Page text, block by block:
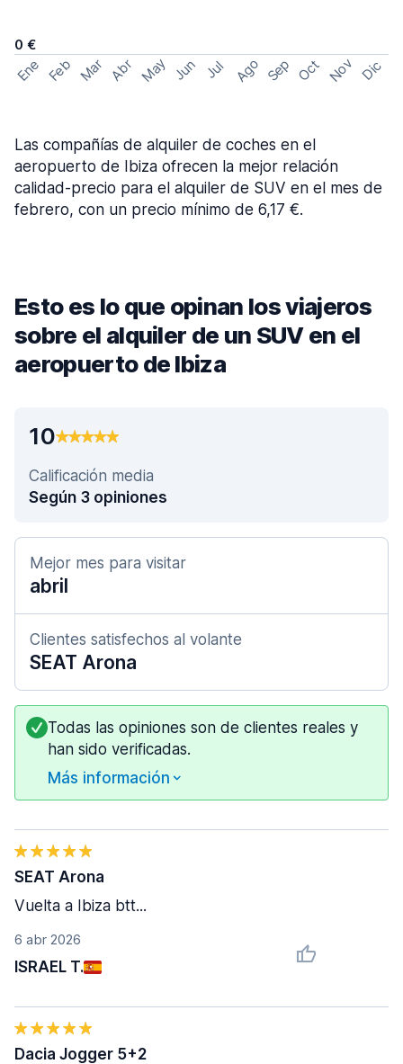
0 €
Ene Feb Mar Abr May Jun Jul Ago Sep Oct Nov Dic
Las compañías de alquiler de coches en el
aeropuerto de Ibiza ofrecen la mejor relación
calidad-precio para el alquiler de SUV en el mes de
febrero, con un precio mínimo de 6,17 €.
Esto es lo que opinan los viajeros
sobre el alquiler de un SUV en el
aeropuerto de Ibiza
10
Calificación media
Según 3 opiniones
Mejor mes para visitar
abril
Clientes satisfechos al volante
SEAT Arona
Todas las opiniones son de clientes reales y
han sido verificadas.
Más información
6 abr 2026
ISRAEL T.
SEAT Arona
Vuelta a Ibiza btt...
Dacia Jogger 5+2